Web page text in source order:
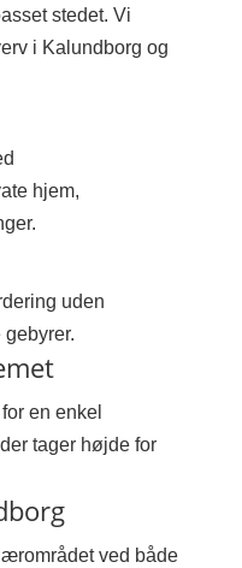
stedet. Vi
i Kalundborg og
hjem,
uden
en enkel
tager højde for
ved både